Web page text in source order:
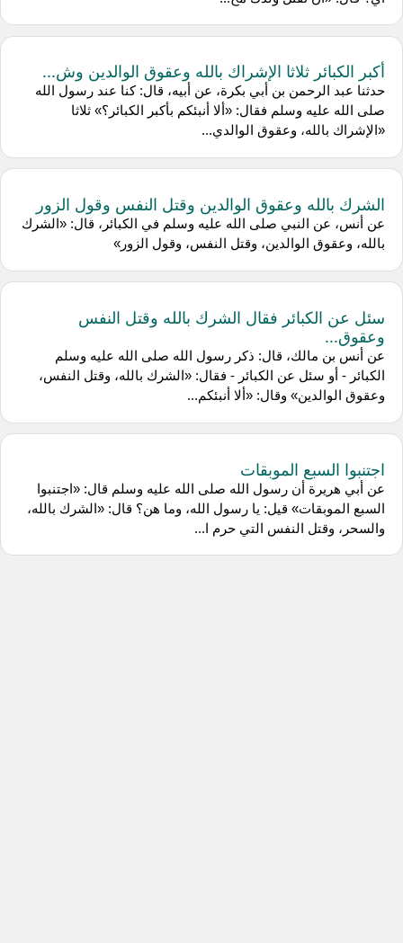
أكبر الكبائر ثلاثا الإشراك بالله وعقوق الوالدين وش...
حدثنا عبد الرحمن بن أبي بكرة، عن أبيه، قال: كنا عند رسول الله
صلى الله عليه وسلم فقال: «ألا أنبئكم بأكبر الكبائر؟» ثلاثا
«الإشراك بالله، وعقوق الوالدي...
الشرك بالله وعقوق الوالدين وقتل النفس وقول الزور
عن أنس، عن النبي صلى الله عليه وسلم في الكبائر، قال: «الشرك
بالله، وعقوق الوالدين، وقتل النفس، وقول الزور»
سئل عن الكبائر فقال الشرك بالله وقتل النفس
وعقوق...
عن أنس بن مالك، قال: ذكر رسول الله صلى الله عليه وسلم
الكبائر - أو سئل عن الكبائر - فقال: «الشرك بالله، وقتل النفس،
وعقوق الوالدين» وقال: «ألا أنبئكم...
اجتنبوا السبع الموبقات
عن أبي هريرة أن رسول الله صلى الله عليه وسلم قال: «اجتنبوا
السبع الموبقات» قيل: يا رسول الله، وما هن؟ قال: «الشرك بالله،
والسحر، وقتل النفس التي حرم ا...